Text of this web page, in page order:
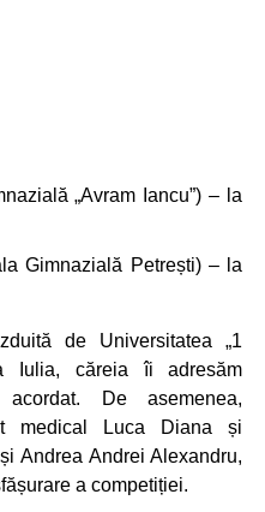
„Avram Iancu”) – la
Gimnazială Petrești) – la
de Universitatea „1
Iulia, căreia îi adresăm
De asemenea,
medical Luca Diana și
Andrea Andrei Alexandru,
a competiției.